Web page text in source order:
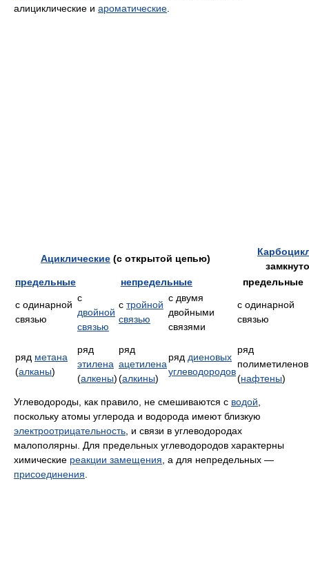
алициклические и ароматические
Ациклические (с открытой цепью)
предельные
непредельные предельные
с одинарной
связью
с
двойной
связью
с тройной
связью
с двумя
двойными
связями
с одинарной
связью
ряд метана
(алканы)
ряд
этилена
(алкены)
ряд
ацетилена
(алкины)
ряд диеновых
углеводородов
ряд
полиметиленов
(нафтены)
Углеводороды, как правило, не смешиваются с водой
поскольку атомы углерода и водорода имеют близкую
электроотрицательность , и связи в углеводородах
малополярны. Для предельных углеводородов характерны
химические реакции замещения , а для непредельных —
присоединения